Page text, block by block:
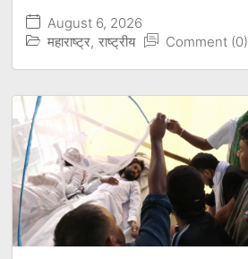
August 6, 2026
महाराष्ट्र, राष्ट्रीय Comment (0)